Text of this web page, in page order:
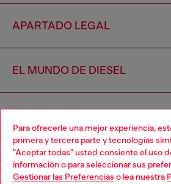
Para ofrecerle una mejor experiencia,
primera y tercera parte y tecnologías
"Aceptar todas" usted consiente el uso
información o para seleccionar sus
Gestionar las Preferencias o lea nuestra
APARTADO LEGAL
EL MUNDO DE DIESEL
Choose your location